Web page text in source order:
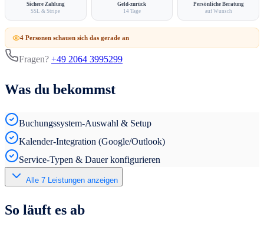
Sichere Zahlung
SSL & Stripe
Geld-zurück
14 Tage
Persönliche Beratung
auf Wunsch
4 Personen schauen sich das gerade an
Fragen? +49 2064 3995299
Was du bekommst
Buchungssystem-Auswahl & Setup
Kalender-Integration (Google/Outlook)
Service-Typen & Dauer konfigurieren
Alle 7 Leistungen anzeigen
So läuft es ab